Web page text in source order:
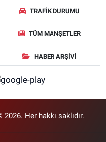
TRAFIK DURUMU
TÜM MANŞETLER
HABER ARŞIVI
Her hakkı saklıdır.